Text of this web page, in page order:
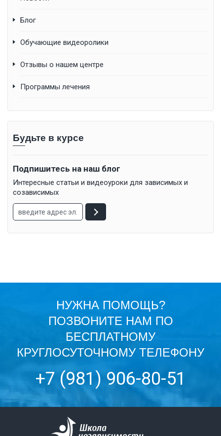
Блог
Обучающие видеоролики
Отзывы о нашем центре
Программы лечения
Будьте в курсе
Подпишитесь на наш блог
Интересные статьи и видеоуроки для зависимых и
созависимых
НУЖНА ПОМОЩЬ?
ПОЗВОНИТЕ НАМ ПО
БЕСПЛАТНОМУ
КРУГЛОСУТОЧНОМУ ТЕЛЕФОНУ
+7 (981) 906-80-51